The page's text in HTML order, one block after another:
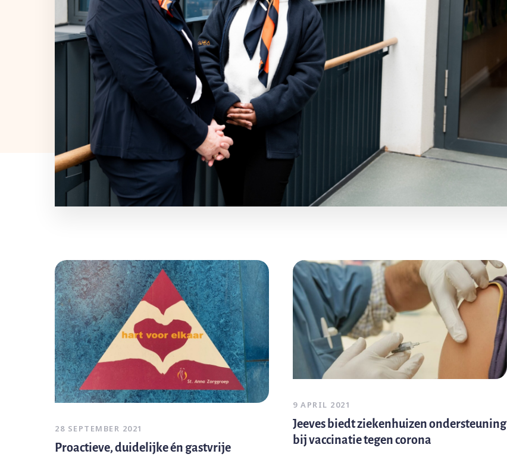
28 SEPTEMBER 2021
Proactieve, duidelijke én gastvrije
9 APRIL 2021
Jeeves biedt ziekenhuizen ondersteuning
bij vaccinatie tegen corona